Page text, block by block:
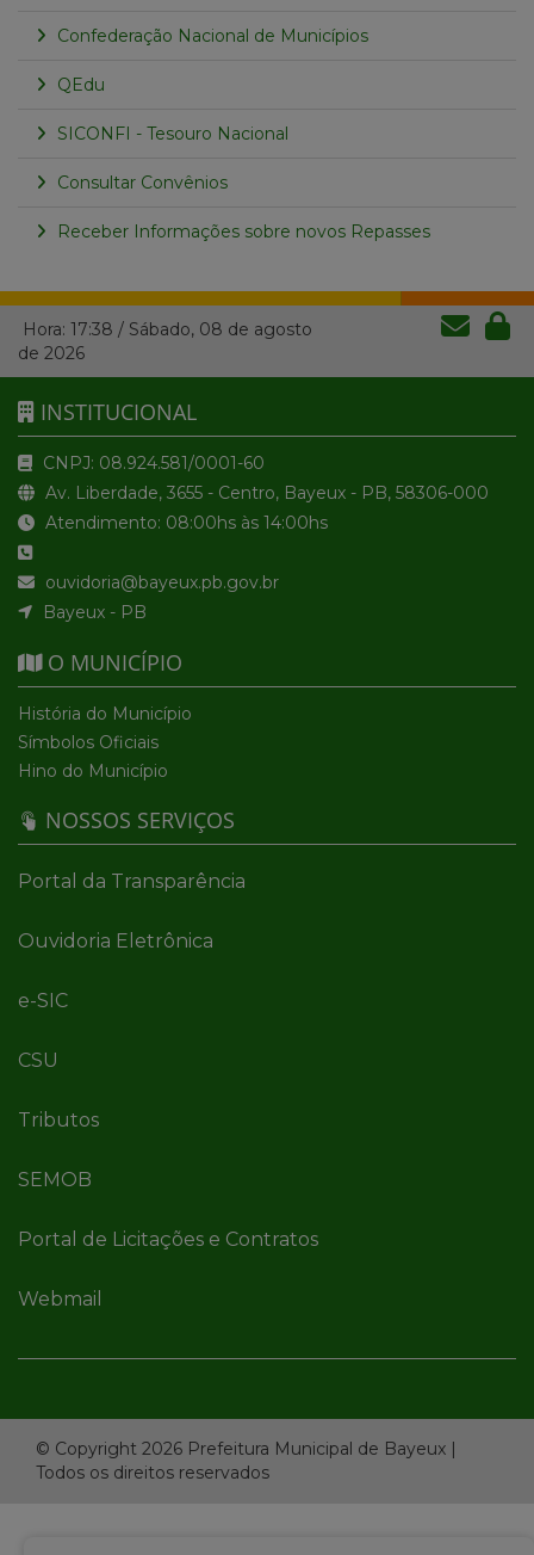
Confederação Nacional de Municípios
QEdu
SICONFI - Tesouro Nacional
Consultar Convênios
Receber Informações sobre novos Repasses
Hora: 17:38 / Sábado, 08 de agosto
de 2026
INSTITUCIONAL
CNPJ: 08.924.581/0001-60
Av. Liberdade, 3655 - Centro, Bayeux - PB, 58306-000
Atendimento: 08:00hs às 14:00hs
ouvidoria@bayeux.pb.gov.br
Bayeux - PB
O MUNICÍPIO
História do Município
Símbolos Oficiais
Hino do Município
NOSSOS SERVIÇOS
Portal da Transparência
Ouvidoria Eletrônica
e-SIC
CSU
Tributos
SEMOB
Portal de Licitações e Contratos
Webmail
© Copyright 2026 Prefeitura Municipal de Bayeux |
Todos os direitos reservados